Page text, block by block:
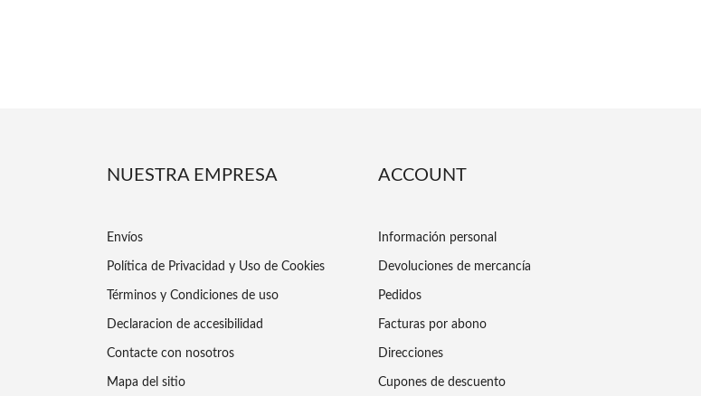
NUESTRA EMPRESA
Envíos
Política de Privacidad y Uso de Cookies
Términos y Condiciones de uso
Declaracion de accesibilidad
Contacte con nosotros
Mapa del sitio
ACCOUNT
Información personal
Devoluciones de mercancía
Pedidos
Facturas por abono
Direcciones
Cupones de descuento